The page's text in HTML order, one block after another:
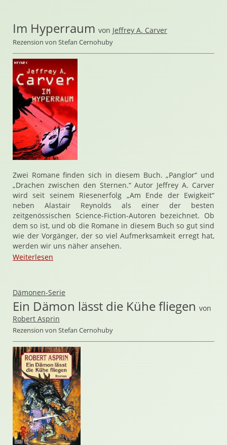
Im Hyperraum von Jeffrey A. Carver
Rezension von Stefan Cernohuby
Zwei Romane finden sich in diesem Buch. „Panglor“ und
„Drachen zwischen den Sternen.“ Autor Jeffrey A. Carver
wird seit seinem Riesenerfolg „Am Ende der Ewigkeit“
neben Alastair Reynolds als einer der besten
zeitgenössischen Science-Fiction-Autoren bezeichnet. Ob
dem so ist, und ob die Romane in diesem Buch so gut sind
wie der Vorgänger, der so viel Aufmerksamkeit erregt hat,
werden wir uns näher ansehen.
Weiterlesen
Dämonen-Serie
Ein Dämon lässt die Kühe fliegen von
Robert Asprin
Rezension von Stefan Cernohuby